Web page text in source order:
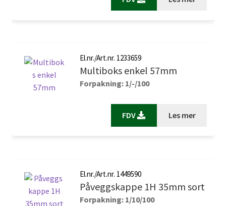
El.nr./Art.nr. 1233659
Multiboks enkel 57mm
Forpakning: 1/-/100
FDV Les mer
El.nr./Art.nr. 1449590
Påveggskappe 1H 35mm sort
Forpakning: 1/10/100